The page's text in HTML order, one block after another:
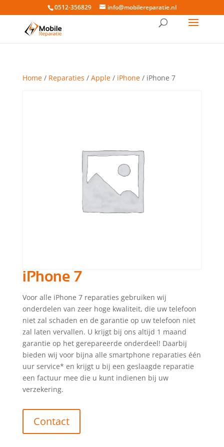
0512-356829 info@mobilereparatie.nl
Home/ Reparaties / Apple/ iPhone/ iPhone 7
iPhone 7
Voor alle iPhone 7 reparaties gebruiken wij
onderdelen van zeer hoge kwaliteit, die uw telefoon
niet zal schaden en de garantie op uw telefoon niet
zal laten vervallen. U krijgt bij ons altijd 1 maand
garantie op het gerepareerde onderdeel! Daarbij
bieden wij voor bijna alle smartphone reparaties één
uur service* en krijgt u bij een geslaagde reparatie
een factuur mee die u kunt indienen bij uw
verzekering.
Contact